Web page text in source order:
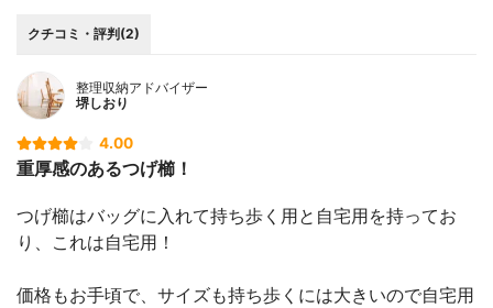
クチコミ・評判(2)
整理収納アドバイザー
堺しおり
4.00
重厚感のあるつげ櫛！
つげ櫛はバッグに入れて持ち歩く用と自宅用を持ってお
り、これは自宅用！
価格もお手頃で、サイズも持ち歩くには大きいので自宅用